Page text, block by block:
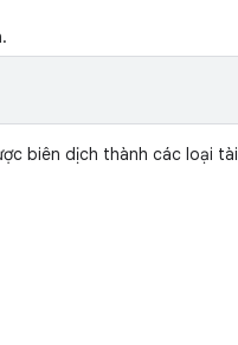
biên dịch thành các loại tài